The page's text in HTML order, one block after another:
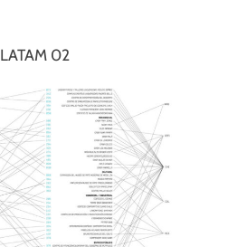
LATAM 02